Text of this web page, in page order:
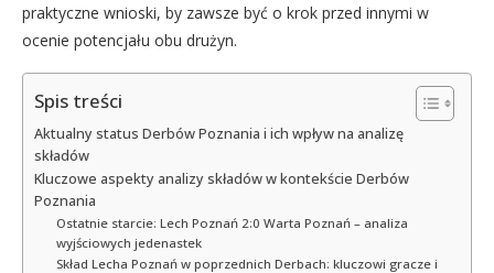
praktyczne wnioski, by zawsze być o krok przed innymi w
ocenie potencjału obu drużyn.
Spis treści
Aktualny status Derbów Poznania i ich wpływ na analizę
składów
Kluczowe aspekty analizy składów w kontekście Derbów
Poznania
Ostatnie starcie: Lech Poznań 2:0 Warta Poznań – analiza
wyjściowych jedenastek
Skład Lecha Poznań w poprzednich Derbach: kluczowi gracze i